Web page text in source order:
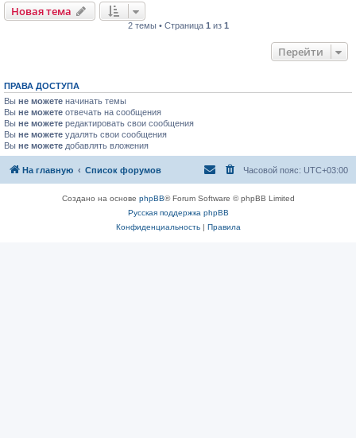
Новая тема
2 темы • Страница 1 из 1
Перейти
ПРАВА ДОСТУПА
Вы не можете начинать темы
Вы не можете отвечать на сообщения
Вы не можете редактировать свои сообщения
Вы не можете удалять свои сообщения
Вы не можете добавлять вложения
На главную Список форумов Часовой пояс: UTC+03:00
Создано на основе phpBB® Forum Software © phpBB Limited
Русская поддержка phpBB
Конфиденциальность| Правила